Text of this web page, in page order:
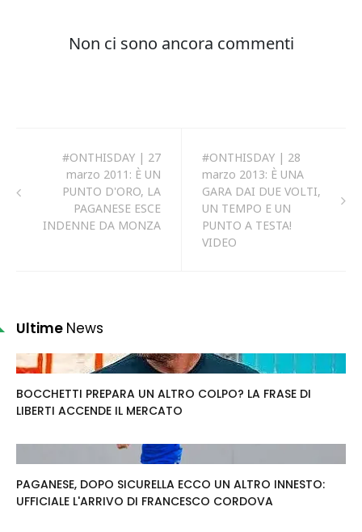
#ONTHISDAY | 27
marzo 2011: È UN
PUNTO D'ORO, LA
PAGANESE ESCE
INDENNE DA MONZA
#ONTHISDAY | 28
marzo 2013: È UNA
GARA DAI DUE VOLTI,
UN TEMPO E UN
PUNTO A TESTA!
VIDEO
Ultime News
BOCCHETTI PREPARA UN ALTRO COLPO? LA FRASE DI
LIBERTI ACCENDE IL MERCATO
PAGANESE, DOPO SICURELLA ECCO UN ALTRO INNESTO:
UFFICIALE L'ARRIVO DI FRANCESCO CORDOVA